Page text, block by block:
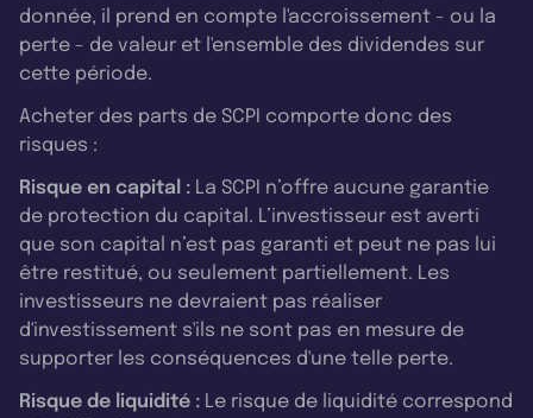
donnée, il prend en compte l'accroissement - ou la
perte - de valeur et l'ensemble des dividendes sur
cette période.
Acheter des parts de SCPI comporte donc des
risques :
Risque en capital : La SCPI n’offre aucune garantie
de protection du capital. L’investisseur est averti
que son capital n’est pas garanti et peut ne pas lui
être restitué, ou seulement partiellement. Les
investisseurs ne devraient pas réaliser
d'investissement s'ils ne sont pas en mesure de
supporter les conséquences d'une telle perte.
Risque de liquidité : Le risque de liquidité correspond